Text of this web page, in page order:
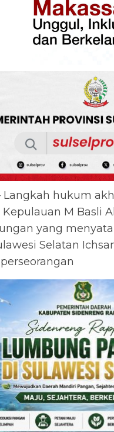
hukum
M Basli
yang
Selatan